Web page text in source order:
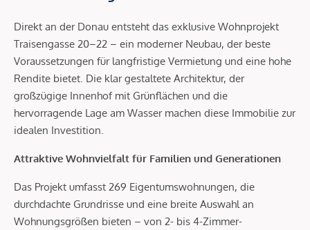
Direkt an der Donau entsteht das exklusive Wohnprojekt
Traisengasse 20–22 – ein moderner Neubau, der beste
Voraussetzungen für langfristige Vermietung und eine hohe
Rendite bietet. Die klar gestaltete Architektur, der
großzügige Innenhof mit Grünflächen und die
hervorragende Lage am Wasser machen diese Immobilie zur
idealen Investition.
Attraktive Wohnvielfalt für Familien und Generationen
Das Projekt umfasst 269 Eigentumswohnungen, die
durchdachte Grundrisse und eine breite Auswahl an
Wohnungsgrößen bieten – von 2- bis 4-Zimmer-